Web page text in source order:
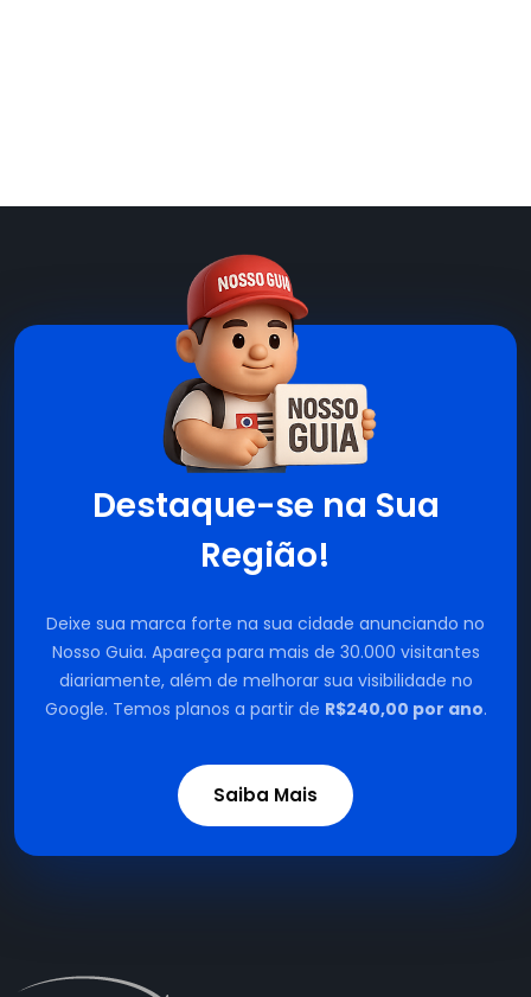
Destaque-se na Sua
Região!
Deixe sua marca forte na sua cidade anunciando no
Nosso Guia. Apareça para mais de 30.000 visitantes
diariamente, além de melhorar sua visibilidade no
Google. Temos planos a partir de R$240,00 por ano.
Saiba Mais